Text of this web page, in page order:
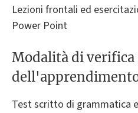
Lezioni frontali ed
Power Point
Modalità di verifica
Test scritto di grammatica